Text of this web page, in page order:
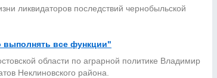
ликвидаторов последствий чернобыльской
все функции"
области по аграрной политике Владимир
Неклиновского района.